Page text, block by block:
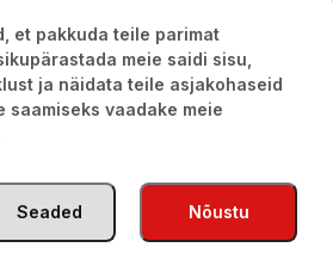
et pakkuda teile parimat
meie saidi sisu,
ja näidata teile asjakohaseid
saamiseks vaadake meie
Nõustu
Seaded